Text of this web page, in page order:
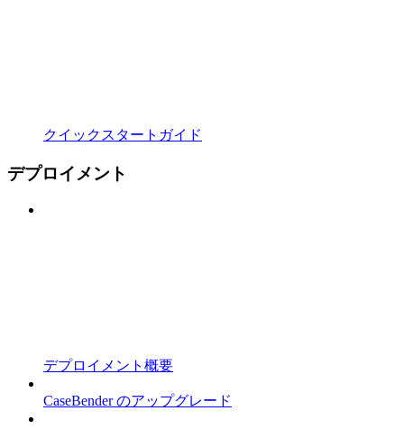
クイックスタートガイド
デプロイメント
デプロイメント概要
CaseBender のアップグレード